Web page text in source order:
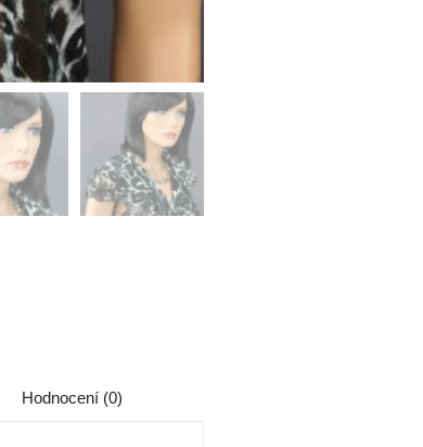
Hodnocení (0)